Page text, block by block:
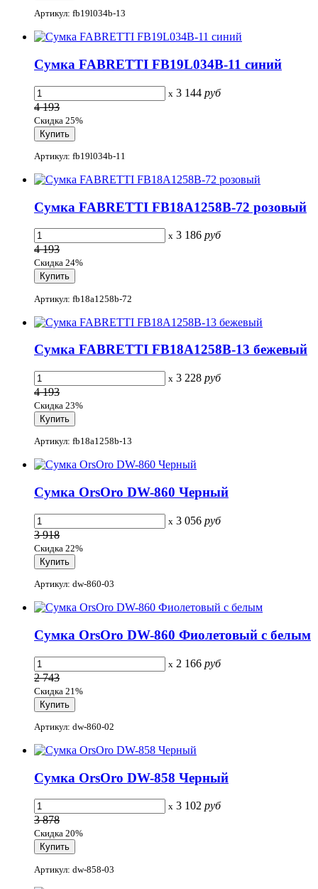
Артикул: fb19l034b-13
Сумка FABRETTI FB19L034B-11 синий
x 3 144 руб
4 193
Скидка 25%
Артикул: fb19l034b-11
Сумка FABRETTI FB18A1258B-72 розовый
x 3 186 руб
4 193
Скидка 24%
Артикул: fb18a1258b-72
Сумка FABRETTI FB18A1258B-13 бежевый
x 3 228 руб
4 193
Скидка 23%
Артикул: fb18a1258b-13
Сумка OrsOro DW-860 Черный
x 3 056 руб
3 918
Скидка 22%
Артикул: dw-860-03
Сумка OrsOro DW-860 Фиолетовый с белым
x 2 166 руб
2 743
Скидка 21%
Артикул: dw-860-02
Сумка OrsOro DW-858 Черный
x 3 102 руб
3 878
Скидка 20%
Артикул: dw-858-03